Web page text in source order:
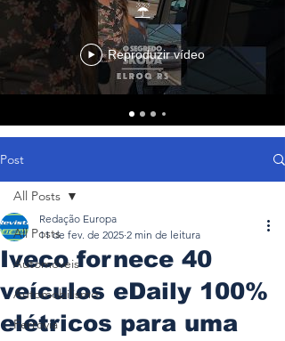
☔
Reproduzir vídeo
Post
All Posts
Automóveis
Automobilismo
Ferrovia
All Posts
Iveco fornece 40
veículos eDaily 100%
elétricos para uma
Redação Europa
11 de fev. de 2025 2 min de leitura